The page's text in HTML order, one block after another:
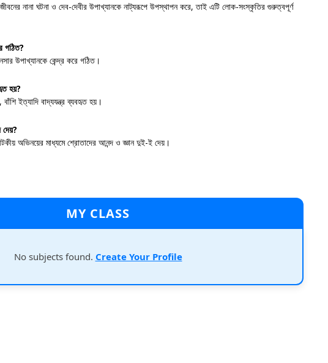
জীবনের নানা ঘটনা ও দেব-দেবীর উপাখ্যানকে নাট্যরূপে উপস্থাপন করে, তাই এটি লোক-সংস্কৃতির গুরুত্বপূর্ণ
গঠিত?
উপাখ্যানকে কেন্দ্র করে গঠিত।
হয়?
ইত্যাদি বাদ্যযন্ত্র ব্যবহৃত হয়।
অভিনয়ের মাধ্যমে শ্রোতাদের আনন্দ ও জ্ঞান দুই-ই দেয়।
MY CLASS
No subjects found. Create Your Profile